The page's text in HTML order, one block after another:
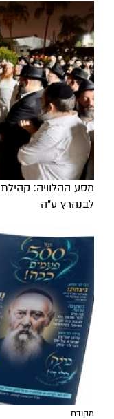
מסע ההלוויה:
לבנהרץ ע"ה
מקודם